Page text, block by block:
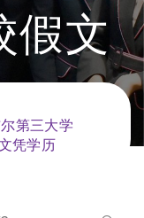
假文
มบริการ
第三大学
凭学历